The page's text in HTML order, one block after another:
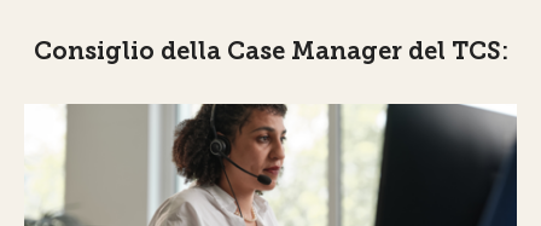
Consiglio della Case Manager del TCS: